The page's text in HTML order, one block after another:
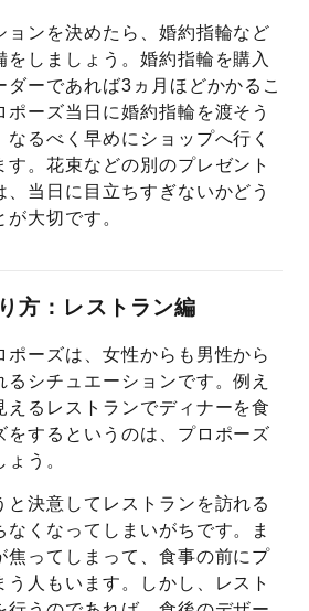
ョンを決めたら、婚約指輪など
をしましょう。婚約指輪を購入
ダーであれば3ヵ月ほどかかるこ
ポーズ当日に婚約指輪を渡そう
なるべく早めにショップへ行く
す。花束などの別のプレゼント
、当日に目立ちすぎないかどう
大切です。
方：レストラン編
ポーズは、女性からも男性から
るシチュエーションです。例え
えるレストランでディナーを食
をするというのは、プロポーズ
う。
と決意してレストランを訪れる
なくなってしまいがちです。ま
焦ってしまって、食事の前にプ
う人もいます。しかし、レスト